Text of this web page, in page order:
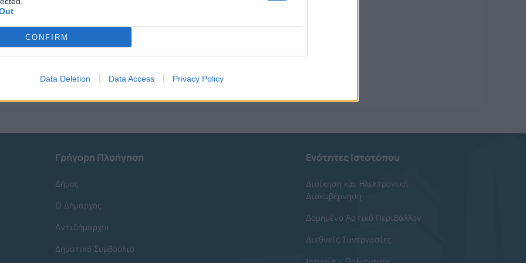
CONFIRM
Data Deletion Data Access Privacy Policy
Γρήγορη Πλοήγηση
Δήμος
Ο Δήμαρχος
Αντιδήμαρχοι
Δημοτικό Συμβούλιο
Ενότητες Ιστοτόπου
Διοίκηση και Ηλεκτρονική
Διακυβέρνηση
Δομημένο Αστικό Περιβάλλον
Διεθνείς Συνεργασίες
Ιστορία - Πολιτισμός